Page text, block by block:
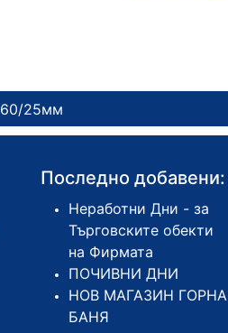
60/25мм
Последно добавени:
Неработни Дни - за
Търговските обекти
на Фирмата
ПОЧИВНИ ДНИ
НОВ МАГАЗИН ГОРНА
БАНЯ